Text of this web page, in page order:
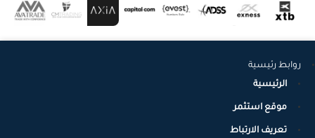
روابط رئيسية
الرئيسية
موقع استثمر
تعريف الارتباط